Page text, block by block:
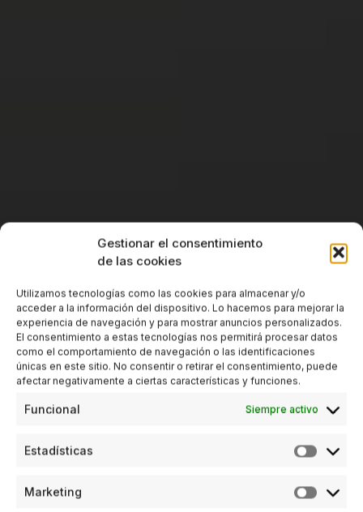
Gestionar el consentimiento
de las cookies
Utilizamos tecnologías como las cookies para almacenar y/o
acceder a la información del dispositivo. Lo hacemos para mejorar la
experiencia de navegación y para mostrar anuncios personalizados.
El consentimiento a estas tecnologías nos permitirá procesar datos
como el comportamiento de navegación o las identificaciones
únicas en este sitio. No consentir o retirar el consentimiento, puede
afectar negativamente a ciertas características y funciones.
Funcional Siempre activo
Estadísticas
Marketing